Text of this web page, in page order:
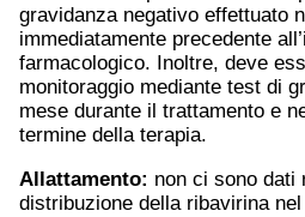
gravidanza negativo effettuato
immediatamente precedente
farmacologico. Inoltre, deve
monitoraggio mediante test di
mese durante il trattamento e
termine della terapia.
Allattamento: non ci sono dati
distribuzione della ribavirina